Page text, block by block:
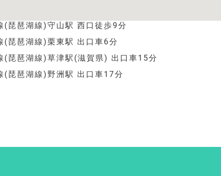
(琵琶湖線)守山駅 西口徒歩9分
(琵琶湖線)栗東駅 出口車6分
(琵琶湖線)草津駅(滋賀県) 出口車15分
(琵琶湖線)野洲駅 出口車17分